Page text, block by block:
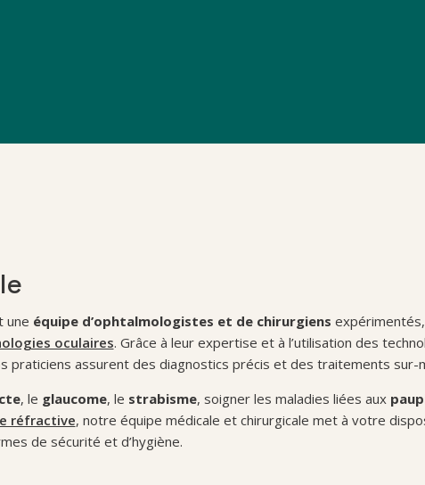
une équipe d’ophtalmologistes et de chirurgiens
oculaires. Grâce à leur expertise et à l’utilisation des
praticiens assurent des diagnostics précis et des traitements sur-
, le glaucome, le strabisme, soigner les maladies liées aux
réfractive, notre équipe médicale et chirurgicale met à votre
de sécurité et d’hygiène.